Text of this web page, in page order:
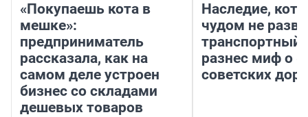
«Покупаешь кота в
мешке»:
предприниматель
рассказала, как на
самом деле устроен
бизнес со складами
дешевых товаров
Наследие,
чудом не
транспортный
разнес миф о
советских